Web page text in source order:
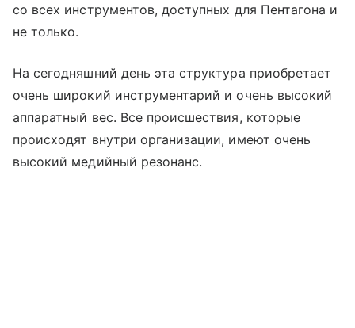
со всех инструментов, доступных для Пентагона и
не только.
На сегодняшний день эта структура приобретает
очень широкий инструментарий и очень высокий
аппаратный вес. Все происшествия, которые
происходят внутри организации, имеют очень
высокий медийный резонанс.